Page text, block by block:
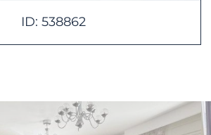
ID: 538862